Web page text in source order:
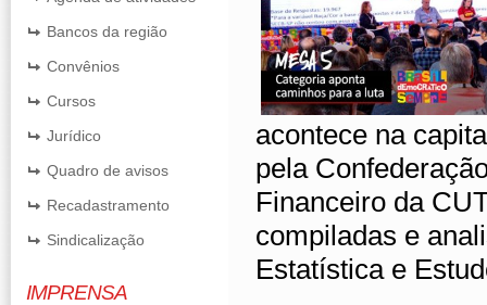
Bancos da região
Convênios
Cursos
Jurídico
Quadro de avisos
Recadastramento
Sindicalização
IMPRENSA
acontece na
pela
Financeiro da
compiladas e
Estatística e